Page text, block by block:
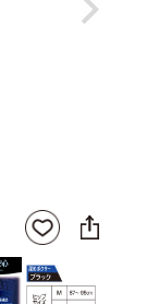
Next
お気
に入
登録
SNS
に
ア